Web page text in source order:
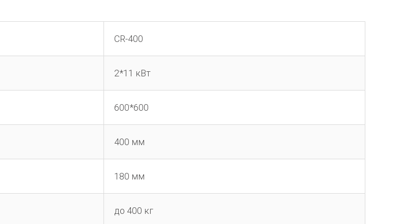
CR-400
2*11 кВт
600*600
400 мм
180 мм
до 400 кг